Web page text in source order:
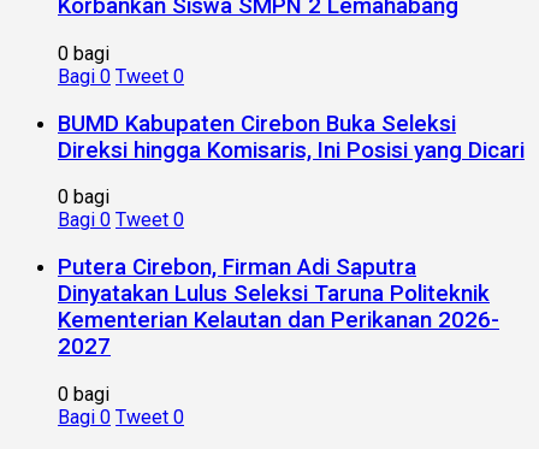
Korbankan Siswa SMPN 2 Lemahabang
0 bagi
Bagi 0 Tweet 0
BUMD Kabupaten Cirebon Buka Seleksi
Direksi hingga Komisaris, Ini Posisi yang Dicari
0 bagi
Bagi 0 Tweet 0
Putera Cirebon, Firman Adi Saputra
Dinyatakan Lulus Seleksi Taruna Politeknik
Kementerian Kelautan dan Perikanan 2026-
2027
0 bagi
Bagi 0 Tweet 0